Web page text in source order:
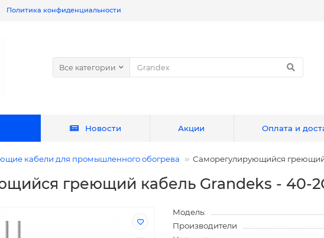
Политика конфиденциальности
Все категории
Новости Акции Оплата и
кабели для промышленного обогрева Саморегулирующийся греющий
греющий кабель Grandeks - 40-
Модель:
Производители